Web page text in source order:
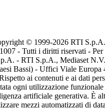
© 1999-2026 RTI
- Tutti i diritti riservati -
- RTI S.p.A., Mediaset
Bassi) - Uffici Viale Europa
ai contenuti e ai dati
ogni utilizzazione funzionale
artificiale generativa. È
mezzi automatizzati di